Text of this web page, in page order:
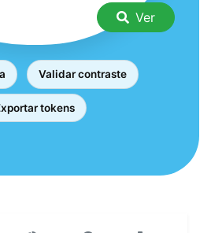
Ver
Validar contraste
tokens